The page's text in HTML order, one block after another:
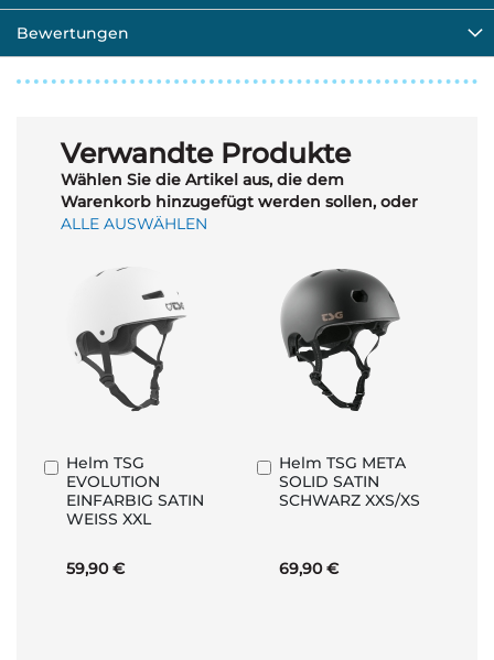
Bewertungen
Verwandte Produkte
Wählen Sie die Artikel aus, die dem
Warenkorb hinzugefügt werden sollen, oder
ALLE AUSWÄHLEN
Helm TSG
EVOLUTION
EINFARBIG SATIN
WEISS XXL
59,90 €
In
den
Warenkorb
Helm TSG META
SOLID SATIN
SCHWARZ XXS/XS
69,90 €
In
den
Warenkorb